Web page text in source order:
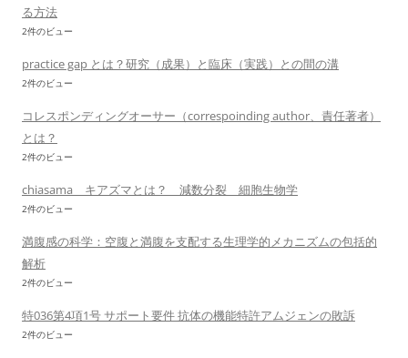
る方法
2件のビュー
practice gap とは？研究（成果）と臨床（実践）との間の溝
2件のビュー
コレスポンディングオーサー（correspoinding author、責任著者）
とは？
2件のビュー
chiasama キアズマとは？ 減数分裂 細胞生物学
2件のビュー
満腹感の科学：空腹と満腹を支配する生理学的メカニズムの包括的
解析
2件のビュー
特036第4項1号 サポート要件 抗体の機能特許アムジェンの敗訴
2件のビュー